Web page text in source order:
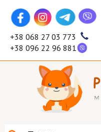
+38 068 27 03 773
+38 096 22 96 881